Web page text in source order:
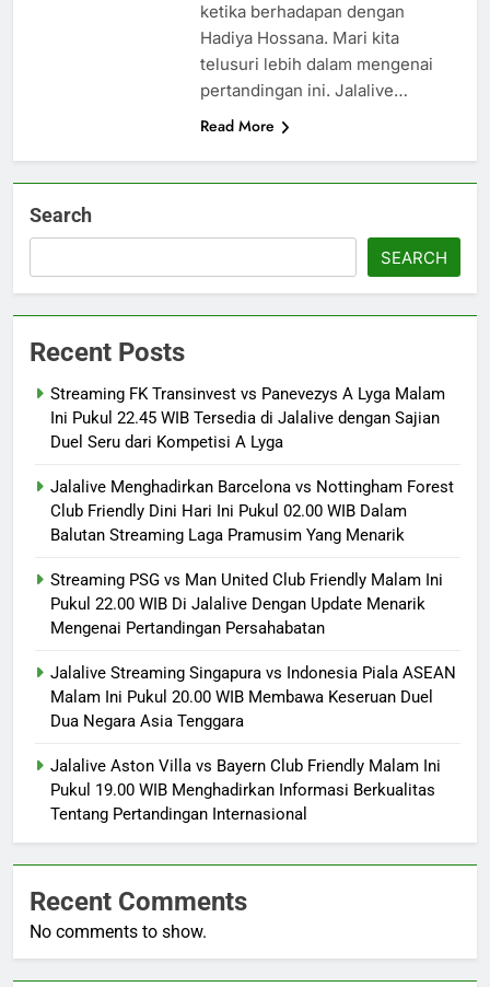
ketika berhadapan dengan
Hadiya Hossana. Mari kita
telusuri lebih dalam mengenai
pertandingan ini. Jalalive…
Read More
Search
SEARCH
Recent Posts
Streaming FK Transinvest vs Panevezys A Lyga Malam
Ini Pukul 22.45 WIB Tersedia di Jalalive dengan Sajian
Duel Seru dari Kompetisi A Lyga
Jalalive Menghadirkan Barcelona vs Nottingham Forest
Club Friendly Dini Hari Ini Pukul 02.00 WIB Dalam
Balutan Streaming Laga Pramusim Yang Menarik
Streaming PSG vs Man United Club Friendly Malam Ini
Pukul 22.00 WIB Di Jalalive Dengan Update Menarik
Mengenai Pertandingan Persahabatan
Jalalive Streaming Singapura vs Indonesia Piala ASEAN
Malam Ini Pukul 20.00 WIB Membawa Keseruan Duel
Dua Negara Asia Tenggara
Jalalive Aston Villa vs Bayern Club Friendly Malam Ini
Pukul 19.00 WIB Menghadirkan Informasi Berkualitas
Tentang Pertandingan Internasional
Recent Comments
No comments to show.